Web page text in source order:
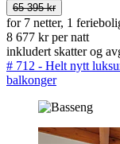
65 395 kr
for 7 netter, 1
8 677 kr per natt
inkludert skatter og
# 712 - Helt nytt
balkonger